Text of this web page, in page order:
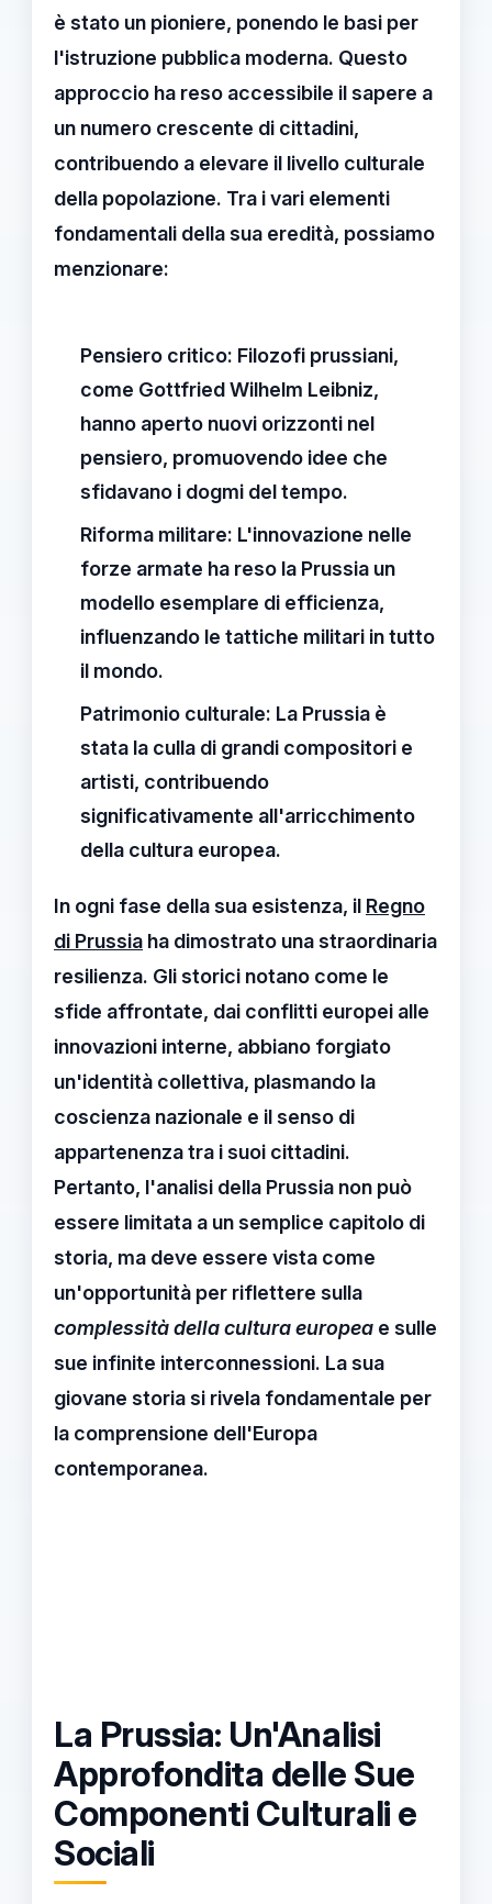
è stato un pioniere, ponendo le basi per
l'istruzione pubblica moderna. Questo
approccio ha reso accessibile il sapere a
un numero crescente di cittadini,
contribuendo a elevare il livello culturale
della popolazione. Tra i vari elementi
fondamentali della sua eredità, possiamo
menzionare:
Pensiero critico: Filozofi prussiani,
come Gottfried Wilhelm Leibniz,
hanno aperto nuovi orizzonti nel
pensiero, promuovendo idee che
sfidavano i dogmi del tempo.
Riforma militare: L'innovazione nelle
forze armate ha reso la Prussia un
modello esemplare di efficienza,
influenzando le tattiche militari in tutto
il mondo.
Patrimonio culturale: La Prussia è
stata la culla di grandi compositori e
artisti, contribuendo
significativamente all'arricchimento
della cultura europea.
In ogni fase della sua esistenza, il Regno
di Prussia ha dimostrato una straordinaria
resilienza. Gli storici notano come le
sfide affrontate, dai conflitti europei alle
innovazioni interne, abbiano forgiato
un'identità collettiva, plasmando la
coscienza nazionale e il senso di
appartenenza tra i suoi cittadini.
Pertanto, l'analisi della Prussia non può
essere limitata a un semplice capitolo di
storia, ma deve essere vista come
un'opportunità per riflettere sulla
complessità della cultura europea e sulle
sue infinite interconnessioni. La sua
giovane storia si rivela fondamentale per
la comprensione dell'Europa
contemporanea.
La Prussia: Un'Analisi
Approfondita delle Sue
Componenti Culturali e
Sociali